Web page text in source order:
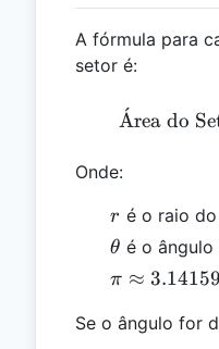
A fórmula para
setor é:
A
ˊrea do
Onde:
r
r é o raio
\theta
θ é o ângulo
\pi
3.14159
π ≈ 3.14159
Se o ângulo for